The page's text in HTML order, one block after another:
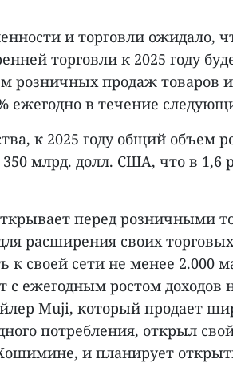
и торговли ожидало,
торговли к 2025 году
розничных продаж товаров и
ежегодно в течение
к 2025 году общий объем
млрд. долл. США, что в 1,6
перед розничными
расширения своих
к своей сети не менее 2.000
ежегодным ростом доходов
Muji, который продает
потребления, открыл
и планирует